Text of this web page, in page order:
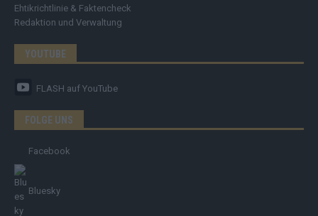
Ehtikrichtlinie & Faktencheck
Redaktion und Verwaltung
YOUTUBE
FLASH auf YouTube
FOLGE UNS
Facebook
Bluesky